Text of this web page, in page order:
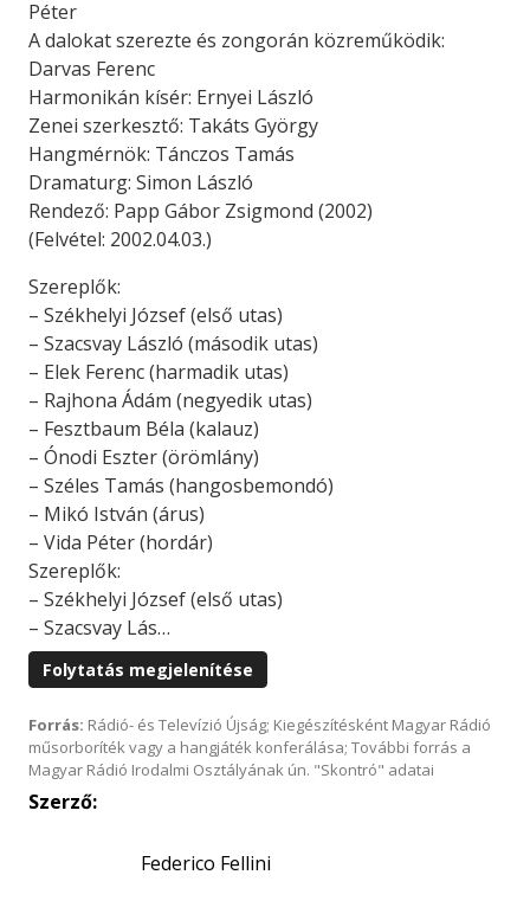
Péter
A dalokat szerezte és zongorán közreműködik:
Darvas Ferenc
Harmonikán kísér: Ernyei László
Zenei szerkesztő: Takáts György
Hangmérnök: Tánczos Tamás
Dramaturg: Simon László
Rendező: Papp Gábor Zsigmond (2002)
(Felvétel: 2002.04.03.)
Szereplők:
– Székhelyi József (első utas)
– Szacsvay László (második utas)
– Elek Ferenc (harmadik utas)
– Rajhona Ádám (negyedik utas)
– Fesztbaum Béla (kalauz)
– Ónodi Eszter (örömlány)
– Széles Tamás (hangosbemondó)
– Mikó István (árus)
– Vida Péter (hordár)
Szereplők:
– Székhelyi József (első utas)
– Szacsvay Lás…
Folytatás megjelenítése
Forrás: Rádió- és Televízió Újság; Kiegészítésként Magyar Rádió
műsorboríték vagy a hangjáték konferálása; További forrás a
Magyar Rádió Irodalmi Osztályának ún. "Skontró" adatai
Szerző:
Federico Fellini